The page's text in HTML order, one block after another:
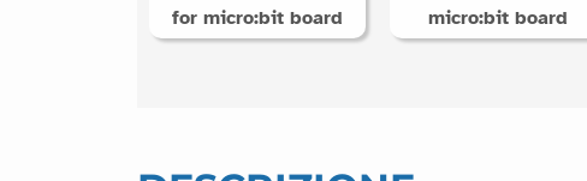
for micro:bit board
micro:bit board